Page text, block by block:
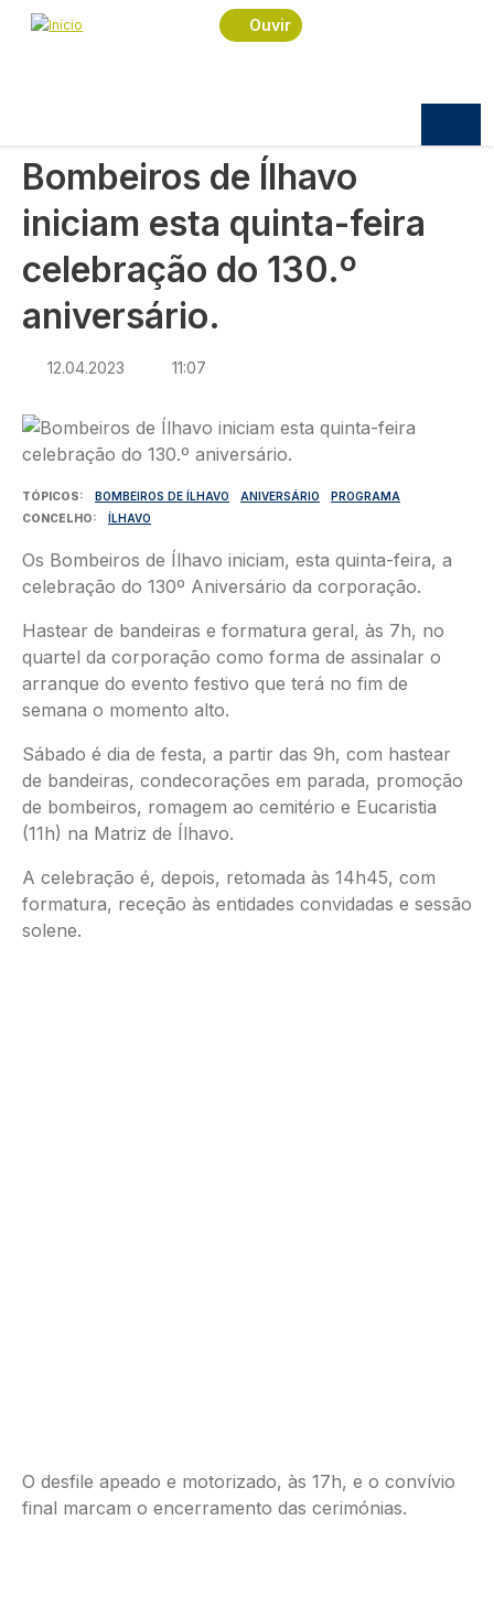
Passar para o conteúdo principal
Ouvir
Navegação estrutural
Início
Sociedade
Bombeiros de Ílhavo iniciam esta quinta-feira
Bombeiros de Ílhavo
iniciam esta quinta-feira
celebração do 130.º
aniversário.
12.04.2023 11:07
Imagem
TÓPICOS BOMBEIROS DE ÍLHAVO ANIVERSÁRIO
PROGRAMA
CONCELHO
ÍLHAVO
Os Bombeiros de Ílhavo iniciam, esta quinta-feira, a
celebração do 130º Aniversário da corporação.
Hastear de bandeiras e formatura geral, às 7h, no
quartel da corporação como forma de assinalar o
arranque do evento festivo que terá no fim de
semana o momento alto.
Sábado é dia de festa, a partir das 9h, com hastear
de bandeiras, condecorações em parada, promoção
de bombeiros, romagem ao cemitério e Eucaristia
(11h) na Matriz de Ílhavo.
A celebração é, depois, retomada às 14h45, com
formatura, receção às entidades convidadas e sessão
solene.
O desfile apeado e motorizado, às 17h, e o convívio
final marcam o encerramento das cerimónias.